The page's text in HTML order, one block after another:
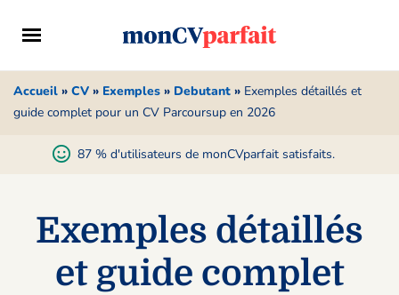
Accueil » CV » Exemples » Debutant » Exemples détaillés et
guide complet pour un CV Parcoursup en 2026
87 % d'utilisateurs de monCVparfait satisfaits.
Exemples détaillés
et guide complet